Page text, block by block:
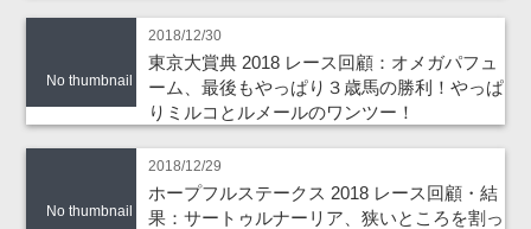
No thumbnail
2018/12/30
東京大賞典 2018 レース回顧：オメガパフュ
ーム、最後もやっぱり３歳馬の勝利！やっぱ
りミルコとルメールのワンツー！
No thumbnail
2018/12/29
ホープフルステークス 2018 レース回顧・結
果：サートゥルナーリア、狭いところを割っ